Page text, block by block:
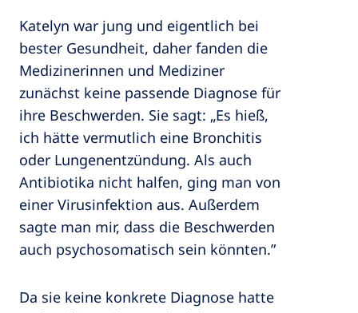
Katelyn war jung und eigentlich bei
bester Gesundheit, daher fanden die
Medizinerinnen und Mediziner
zunächst keine passende Diagnose für
ihre Beschwerden. Sie sagt: „Es hieß,
ich hätte vermutlich eine Bronchitis
oder Lungenentzündung. Als auch
Antibiotika nicht halfen, ging man von
einer Virusinfektion aus. Außerdem
sagte man mir, dass die Beschwerden
auch psychosomatisch sein könnten.”
Da sie keine konkrete Diagnose hatte